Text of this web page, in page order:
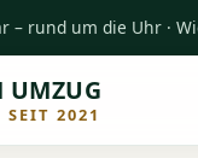
– rund um die Uhr ·
UMZUG
SEIT 2021